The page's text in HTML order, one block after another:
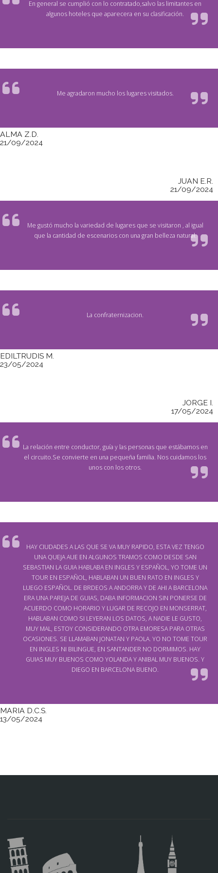
En general se cumplió con lo contratado,salvo las limitantes en
algunos hoteles que aparecera en su clasificación.
Me agradaron mucho los lugares visitados.
ALMA Z.D.
21/09/2024
JUAN E.R.
21/09/2024
Me gustó mucho la variedad de lugares que se visitaron , al igual
que la cantidad de escenarios con una gran belleza natural.
La confraternizacion.
EDILTRUDIS M.
23/05/2024
JORGE I.
17/05/2024
La relación entre conductor, guía y las personas que estábamos en
el circuito.Se convierte en una pequeña familia. Nos cuidamos los
unos con los otros.
HAY CIUDADES A LAS QUE SE VA MUY RAPIDO, ESTA VEZ TENGO
UNA QUEJA AUE EN ALGUNOS TRAMOS COMO DESDE SAN
SEBASTIAN LA GUIA HABLABA EN INGLES Y ESPAÑOL, YO TOME UN
TOUR EN ESPAÑOL, HABLABAN UN BUEN RATO EN INGLES Y
LUEGO ESPAÑOL. DE BRDEOS A ANDORRA Y DE AHI A BARCELONA
ERA UNA PAREJA DE GUIAS, DABA INFORMACION SIN PONERSE DE
ACUERDO COMO HORARIO Y LUGAR DE RECOJO EN MONSERRAT,
HABLABAN COMO SI LEYERAN LOS DATOS, A NADIE LE GUSTO,
MUY MAL, ESTOY CONSIDERANDO OTRA EMORESA PARA OTRAS
OCASIONES. SE LLAMABAN JONATAN Y PAOLA. YO NO TOME TOUR
EN INGLES NI BILINGUE, EN SANTANDER NO DORMIMOS. HAY
GUIAS MUY BUENOS COMO YOLANDA Y ANIBAL MUY BUENOS. Y
DIEGO EN BARCELONA BUENO.
MARIA D.C.S.
13/05/2024